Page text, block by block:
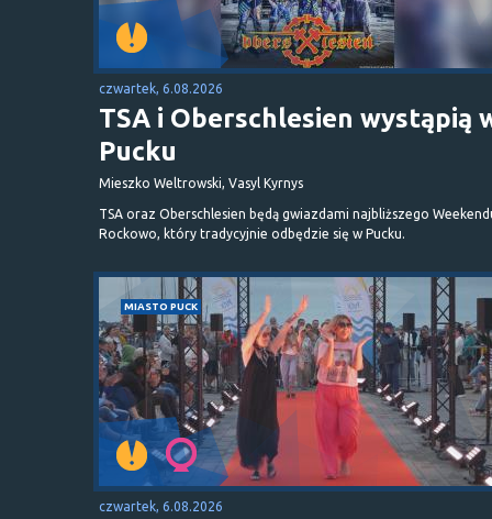
czwartek, 6.08.2026
TSA i Oberschlesien wystąpią
Pucku
Mieszko Weltrowski, Vasyl Kyrnys
TSA oraz Oberschlesien będą gwiazdami najbliższego
Rockowo, który tradycyjnie odbędzie się w Pucku.
MIASTO PUCK
czwartek, 6.08.2026